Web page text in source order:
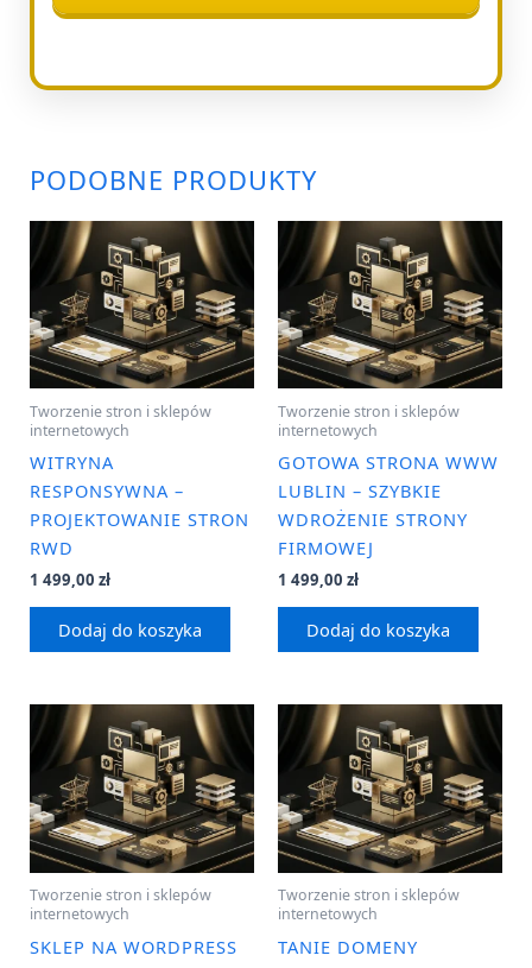
PODOBNE PRODUKTY
Tworzenie stron i sklepów
internetowych
WITRYNA
RESPONSYWNA –
PROJEKTOWANIE STRON
RWD
1 499,00 zł
Dodaj do koszyka
Tworzenie stron i sklepów
internetowych
GOTOWA STRONA WWW
LUBLIN – SZYBKIE
WDROŻENIE STRONY
FIRMOWEJ
1 499,00 zł
Dodaj do koszyka
Tworzenie stron i sklepów
internetowych
SKLEP NA WORDPRESS
Tworzenie stron i sklepów
internetowych
TANIE DOMENY